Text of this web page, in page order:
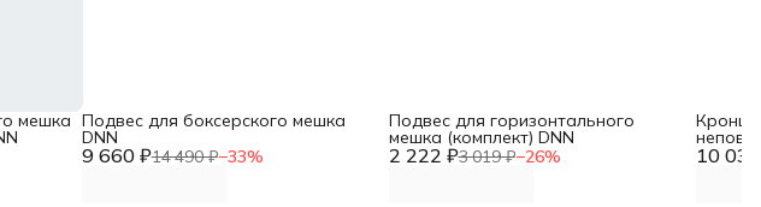
мешка
9 660 ₽14 490 ₽−33%
Подвес для боксерского мешка
DNN
2 222 ₽3 019 ₽−26%
Подвес для горизонтального
мешка (комплект) DNN
10
вылет